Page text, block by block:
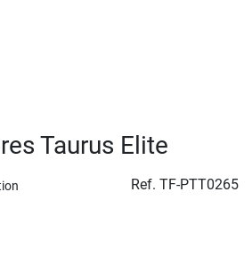
Taurus Elite
Ref. TF-PTT0265